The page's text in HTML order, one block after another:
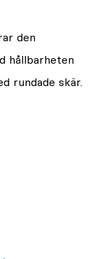
den
hållbarheten
rundade skär.